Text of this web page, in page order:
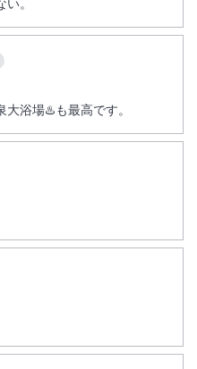
。
浴場♨️も最高です。